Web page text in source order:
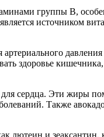
группы B,
источником
здоровье
сердца. Эти жиры
Также
лютеин и зеаксантин,